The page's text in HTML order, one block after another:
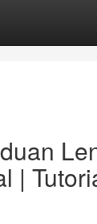
|